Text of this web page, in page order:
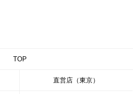
TOP
直営店（東京）